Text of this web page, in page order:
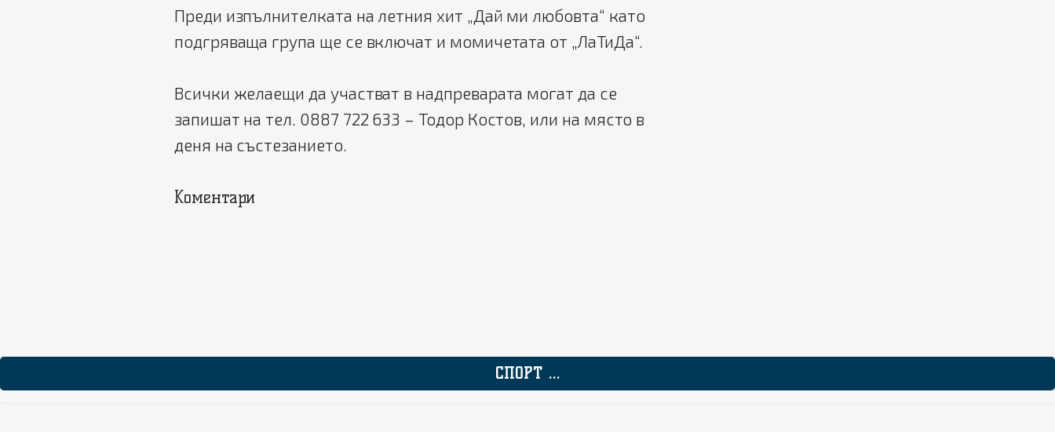
Преди изпълнителката на летния хит „Дай ми любовта“ като
подгряваща група ще се включат и момичетата от „ЛаТиДа“.
Всички желаещи да участват в надпреварата могат да се
запишат на тел. 0887 722 633 – Тодор Костов, или на място в
деня на състезанието.
Коментари
СПОРТ ...